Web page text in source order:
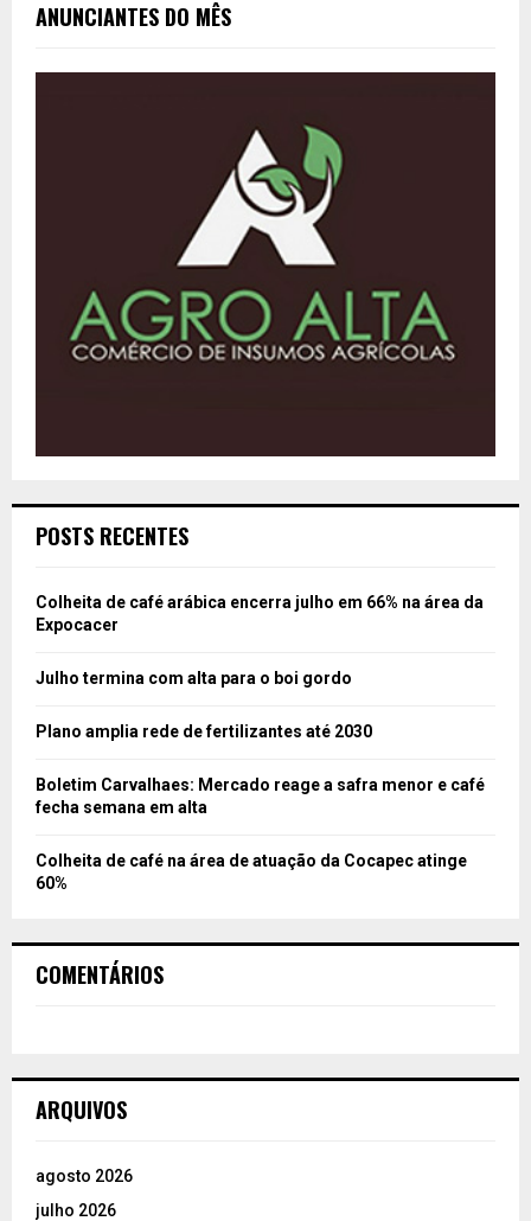
ANUNCIANTES DO MÊS
POSTS RECENTES
Colheita de café arábica encerra julho em 66% na área da
Expocacer
Julho termina com alta para o boi gordo
Plano amplia rede de fertilizantes até 2030
Boletim Carvalhaes: Mercado reage a safra menor e café
fecha semana em alta
Colheita de café na área de atuação da Cocapec atinge
60%
COMENTÁRIOS
ARQUIVOS
agosto 2026
julho 2026